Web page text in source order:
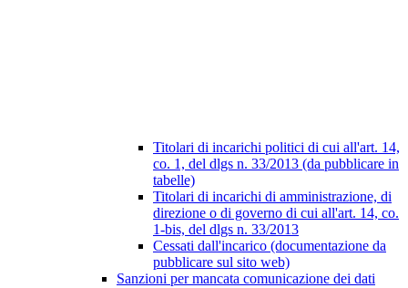
Titolari di incarichi politici di cui all'art. 14,
co. 1, del dlgs n. 33/2013 (da pubblicare in
tabelle)
Titolari di incarichi di amministrazione, di
direzione o di governo di cui all'art. 14, co.
1-bis, del dlgs n. 33/2013
Cessati dall'incarico (documentazione da
pubblicare sul sito web)
Sanzioni per mancata comunicazione dei dati